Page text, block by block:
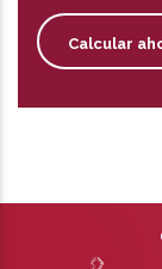
Calcular